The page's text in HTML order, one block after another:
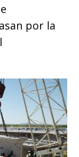
por la